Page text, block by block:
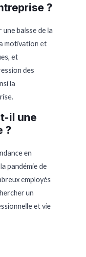
?
baisse de la
motivation et
et
des
la
il une
?
en
pandémie de
employés
un
et vie